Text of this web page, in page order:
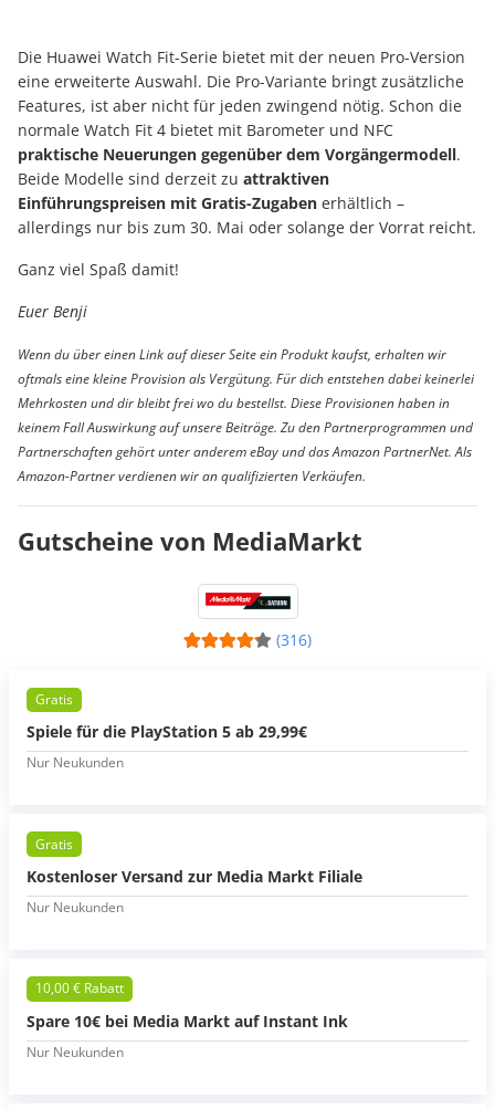
Die Huawei Watch Fit-Serie bietet mit der neuen Pro-Version
eine erweiterte Auswahl. Die Pro-Variante bringt zusätzliche
Features, ist aber nicht für jeden zwingend nötig. Schon die
normale Watch Fit 4 bietet mit Barometer und NFC
praktische Neuerungen gegenüber dem Vorgängermodell.
Beide Modelle sind derzeit zu attraktiven
Einführungspreisen mit Gratis-Zugaben erhältlich –
allerdings nur bis zum 30. Mai oder solange der Vorrat reicht.
Ganz viel Spaß damit!
Euer Benji
Wenn du über einen Link auf dieser Seite ein Produkt kaufst, erhalten wir
oftmals eine kleine Provision als Vergütung. Für dich entstehen dabei keinerlei
Mehrkosten und dir bleibt frei wo du bestellst. Diese Provisionen haben in
keinem Fall Auswirkung auf unsere Beiträge. Zu den Partnerprogrammen und
Partnerschaften gehört unter anderem eBay und das Amazon PartnerNet. Als
Amazon-Partner verdienen wir an qualifizierten Verkäufen.
Gutscheine von MediaMarkt
(316)
Gratis
Spiele für die PlayStation 5 ab 29,99€
Nur Neukunden
Gratis
Kostenloser Versand zur Media Markt Filiale
Nur Neukunden
10,00 € Rabatt
Spare 10€ bei Media Markt auf Instant Ink
Nur Neukunden